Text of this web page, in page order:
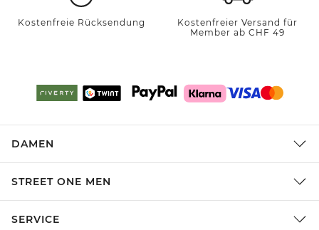
Kostenfreie Rücksendung
Kostenfreier Versand für
Member ab CHF 49
DAMEN
STREET ONE MEN
SERVICE